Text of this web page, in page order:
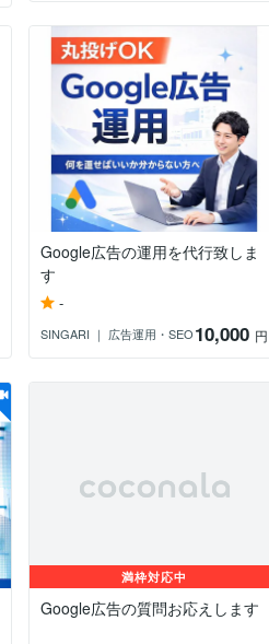
Google広告の運用を代行致しま
す
-
SINGARI ｜ 広告運用・SEO10,000 円
満枠対応中
Google広告の質問お応えします